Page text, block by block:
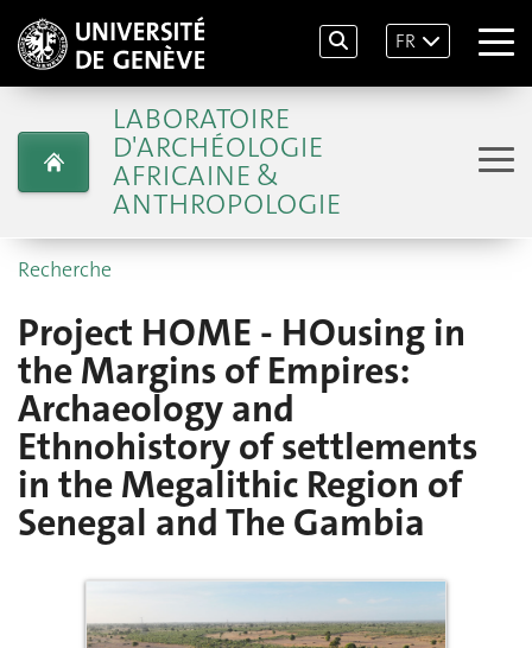
FR
LABORATOIRE
D'ARCHÉOLOGIE
AFRICAINE &
ANTHROPOLOGIE
Recherche
Project HOME - HOusing in
the Margins of Empires:
Archaeology and
Ethnohistory of settlements
in the Megalithic Region of
Senegal and The Gambia